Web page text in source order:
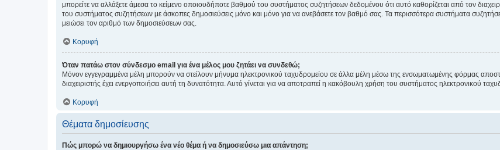
μπορείτε να αλλάξετε άμεσα το κείμενο οποιουδήποτε βαθμού του συστήματος συζητήσεων δεδομένου ότι αυτό καθορίζεται από τον
του συστήματος συζητήσεων με άσκοπες δημοσιεύσεις μόνο και μόνο για να ανεβάσετε τον βαθμό σας. Τα περισσότερα συστήματα
μειώσει τον αριθμό των δημοσιεύσεων σας.
Κορυφή
Όταν πατάω στον σύνδεσμο email για ένα μέλος μου ζητάει να συνδεθώ;
Μόνον εγγεγραμμένα μέλη μπορούν να στείλουν μήνυμα ηλεκτρονικού ταχυδρομείου σε άλλα μέλη μέσω της ενσωματωμένης φόρμας
διαχειριστής έχει ενεργοποιήσει αυτή τη δυνατότητα. Αυτό γίνεται για να αποτραπεί η κακόβουλη χρήση του συστήματος ηλεκτρονικού
Κορυφή
Θέματα δημοσίευσης
Πώς μπορώ να δημιουργήσω ένα νέο θέμα ή να δημοσιεύσω μια απάντηση;